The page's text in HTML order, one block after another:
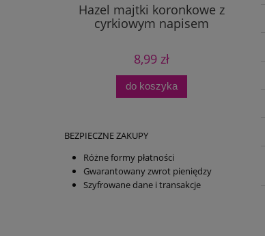
Hazel majtki koronkowe z
cyrkiowym napisem
8,99 zł
do koszyka
BEZPIECZNE ZAKUPY
Różne formy płatności
Gwarantowany zwrot pieniędzy
Szyfrowane dane i transakcje